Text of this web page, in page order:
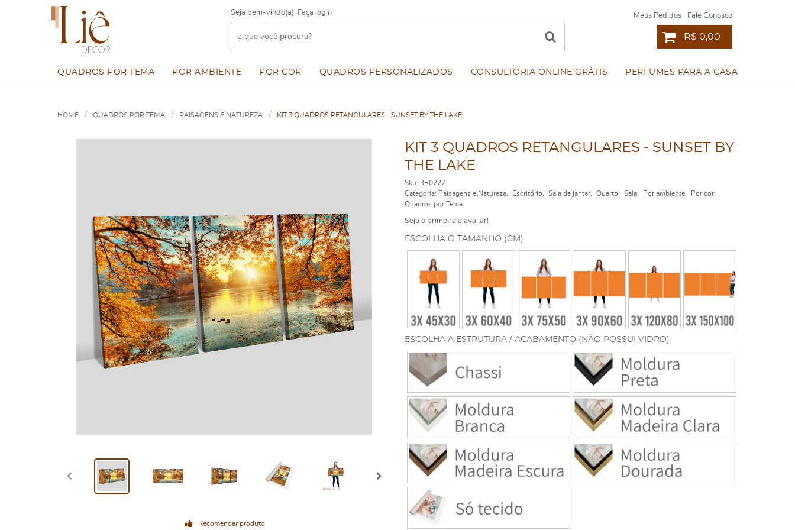
Seja bem-vindo(a), Faça login Meus Pedidos Fale Conosco
R$ 0,00
QUADROS POR TEMA POR AMBIENTE POR COR QUADROS PERSONALIZADOS CONSULTORIA ONLINE GRÁTIS PERFUMES PARA A CASA
HOME QUADROS POR TEMA PAISAGENS E NATUREZA KIT 3 QUADROS RETANGULARES - SUNSET BY THE LAKE
Recomendar produto
KIT 3 QUADROS RETANGULARES - SUNSET BY
THE LAKE
Sku: 3R0227
Categoria: Paisagens e Natureza Escritório Sala de jantar Quarto Sala Por ambiente
Por cor
Quadros por Tema
Seja o primeira a avaliar!
ESCOLHA A ESTRUTURA / ACABAMENTO (NÃO POSSUI VIDRO)
ESCOLHA O TAMANHO (CM)